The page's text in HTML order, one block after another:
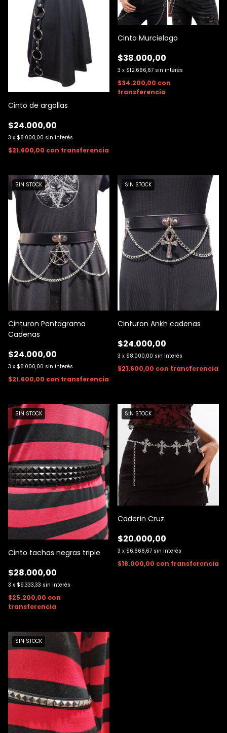
Cinto de argollas
$24.000,00
3 x $8.000,00 sin interés
$21.600,00 con transferencia
Cinto Murcielago
$38.000,00
3 x $12.666,67 sin interés
$34.200,00 con
transferencia
SIN STOCK
Cinturon Pentagrama
Cadenas
$24.000,00
3 x $8.000,00 sin interés
$21.600,00 con transferencia
SIN STOCK
Cinturon Ankh cadenas
$24.000,00
3 x $8.000,00 sin interés
$21.600,00 con transferencia
SIN STOCK
Cinto tachas negras triple
$28.000,00
3 x $9.333,33 sin interés
$25.200,00 con
transferencia
SIN STOCK
Caderín Cruz
$20.000,00
3 x $6.666,67 sin interés
$18.000,00 con transferencia
SIN STOCK